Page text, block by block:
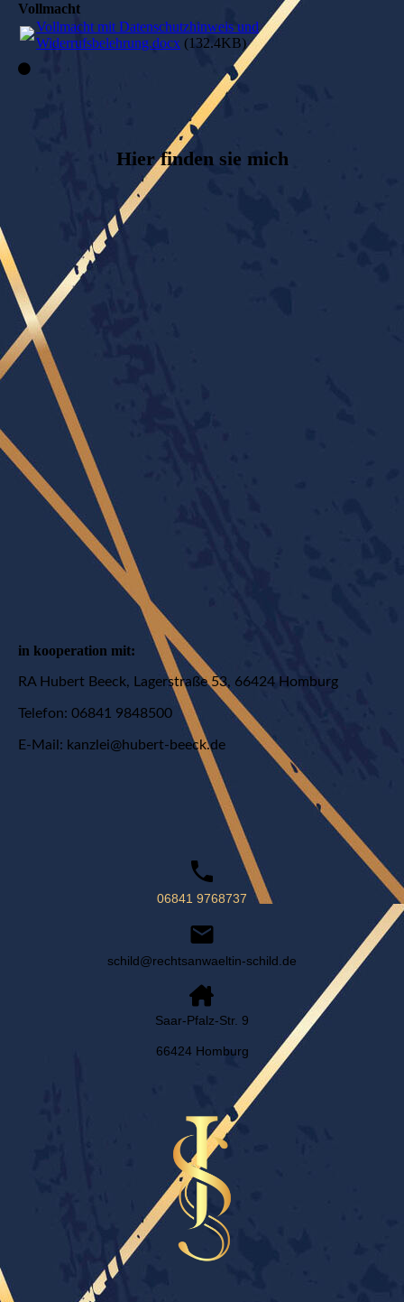
Vollmacht
Vollmacht mit Datenschutzhinweis und
Widerrufsbelehrung.docx (132.4KB)
Hier finden sie mich
in kooperation mit:
RA Hubert Beeck, Lagerstraße 53, 66424 Homburg
Telefon: 06841 9848500
E-Mail: kanzlei@hubert-beeck.de
06841 9768737
schild@rechtsanwaeltin-schild.de
Saar-Pfalz-Str. 9
66424 Homburg